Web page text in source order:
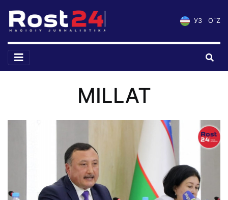
УЗ O`Z
MILLAT